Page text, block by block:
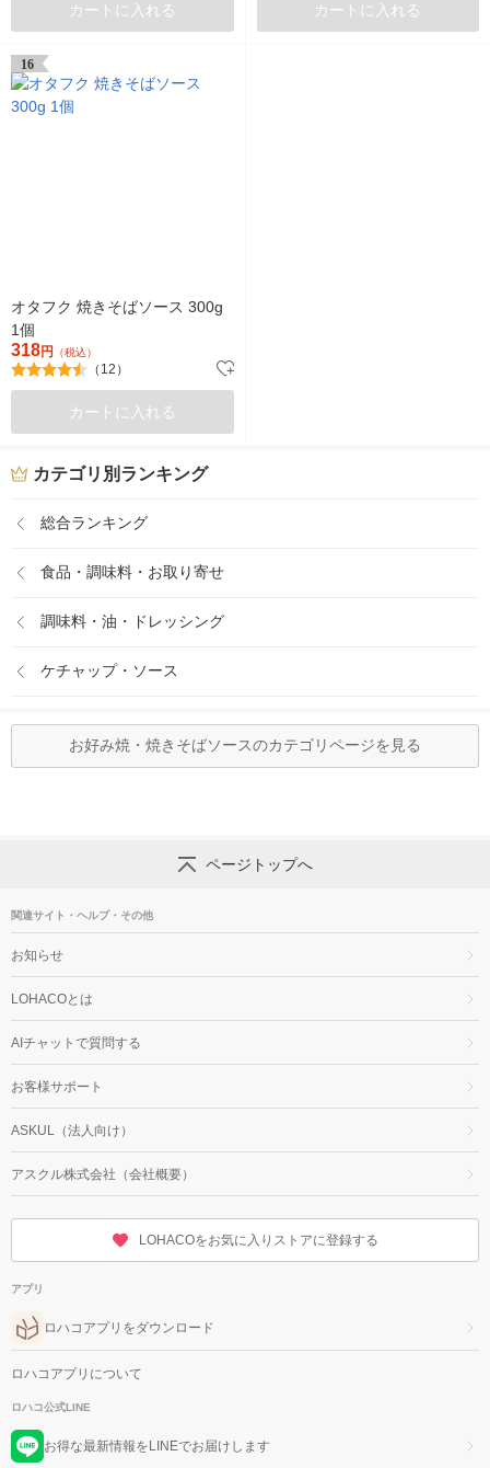
カートに入れる カートに入れる
16
オタフク 焼きそばソース 300g
1個
318円 （税込）
（12）
カートに入れる
カテゴリ別ランキング
総合ランキング
食品・調味料・お取り寄せ
調味料・油・ドレッシング
ケチャップ・ソース
お好み焼・焼きそばソースのカテゴリページを見る
ページトップへ
関連サイト・ヘルプ・その他
お知らせ
LOHACOとは
AIチャットで質問する
お客様サポート
ASKUL（法人向け）
アスクル株式会社（会社概要）
LOHACOをお気に入りストアに登録する
アプリ
ロハコアプリをダウンロード
ロハコアプリについて
ロハコ公式LINE
お得な最新情報をLINEでお届けします